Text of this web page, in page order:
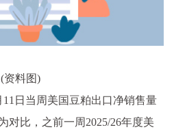
(资料图)
日当周美国豆粕出口净销售量
对比，之前一周2025/26年度美